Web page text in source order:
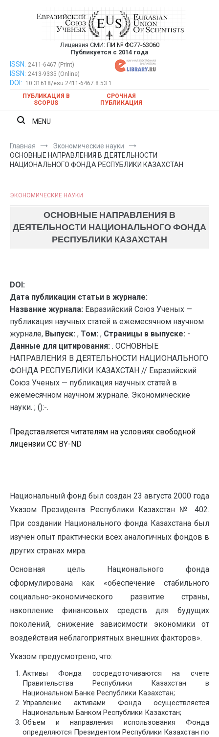
Евразийский Союз Ученых —
публикация научных статей в
ежемесячном научном журнале
Лицензия СМИ: ПИ № ФС77-63060
Публикуется с 2014 года
Евразийский Союз Ученых — публикация научных статей в
ежемесячном научном журнале
ISSN: 2411-6467 (Print)
ISSN: 2413-9335 (Online)
DOI:
10.31618/esu.2411-6467.8.53.1
ПУБЛИКАЦИЯ В
SCOPUS
СРОЧНАЯ
ПУБЛИКАЦИЯ
MENU
Главная
Экономические науки
ОСНОВНЫЕ НАПРАВЛЕНИЯ В ДЕЯТЕЛЬНОСТИ
НАЦИОНАЛЬНОГО ФОНДА РЕСПУБЛИКИ КАЗАХСТАН
ЭКОНОМИЧЕСКИЕ НАУКИ
ОСНОВНЫЕ НАПРАВЛЕНИЯ В
ДЕЯТЕЛЬНОСТИ НАЦИОНАЛЬНОГО ФОНДА
РЕСПУБЛИКИ КАЗАХСТАН
DOI:
Дата публикации статьи в журнале:
Название журнала: Евразийский Союз Ученых —
публикация научных статей в ежемесячном научном
журнале, Выпуск: , Том: , Страницы в выпуске: -
Данные для цитирования: . ОСНОВНЫЕ
НАПРАВЛЕНИЯ В ДЕЯТЕЛЬНОСТИ НАЦИОНАЛЬНОГО
ФОНДА РЕСПУБЛИКИ КАЗАХСТАН // Евразийский
Союз Ученых — публикация научных статей в
ежемесячном научном журнале. Экономические
науки. ; ():-.
Представляется читателям на условиях свободной
лицензии CC BY-ND
Национальный фонд был создан 23 августа 2000 года
Указом Президента Республики Казахстан № 402.
При создании Национального фонда Казахстана был
изучен опыт практически всех аналогичных фондов в
других странах мира.
Основная цель Национального фонда
сформулирована как «обеспечение стабильного
социально-экономического развитие страны,
накопление финансовых средств для будущих
поколений, снижение зависимости экономики от
воздействия неблагоприятных внешних факторов».
Указом предусмотрено, что:
Активы Фонда сосредоточиваются на счете
Правительства Республики Казахстан в
Национальном Банке Республики Казахстан;
Управление активами Фонда осуществляется
Национальным Банком Республики Казахстан;
Объем и направления использования Фонда
определяются Президентом Республики Казахстан по